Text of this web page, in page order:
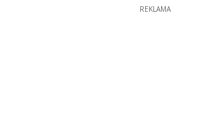
REKLAMA